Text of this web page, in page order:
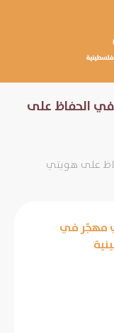
الحفاظ على
على هويتي
مهجّر في